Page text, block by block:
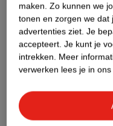
Nature Impact Score
Dit
Bestel &
maken. Zo kunnen we
tonen en zorgen we dat
advertenties ziet. Je
accepteert. Je kunt je
intrekken. Meer
verwerken lees je in ons